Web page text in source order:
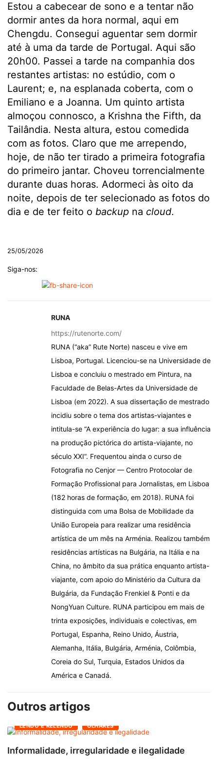
Estou a cabecear de sono e a tentar não
dormir antes da hora normal, aqui em
Chengdu. Consegui aguentar sem dormir
até à uma da tarde de Portugal. Aqui são
20h00. Passei a tarde na companhia dos
restantes artistas: no estúdio, com o
Laurent; e, na esplanada coberta, com o
Emiliano e a Joanna. Um quinto artista
almoçou connosco, a Krishna the Fifth, da
Tailândia. Nesta altura, estou comedida
com as fotos. Claro que me arrependo,
hoje, de não ter tirado a primeira fotografia
do primeiro jantar. Choveu torrencialmente
durante duas horas. Adormeci às oito da
noite, depois de ter selecionado as fotos do
dia e de ter feito o backup na cloud.
25/05/2026
Siga-nos:
RUNA
https://rutenorte.com/
RUNA (“aka” Rute Norte) nasceu e vive em
Lisboa, Portugal. Licenciou-se na Universidade de
Lisboa e concluiu o mestrado em Pintura, na
Faculdade de Belas-Artes da Universidade de
Lisboa (em 2022). A sua dissertação de mestrado
incidiu sobre o tema dos artistas-viajantes e
intitula-se “A experiência do lugar: a sua influência
na produção pictórica do artista-viajante, no
século XXI”. Frequentou ainda o curso de
Fotografia no Cenjor — Centro Protocolar de
Formação Profissional para Jornalistas, em Lisboa
(182 horas de formação, em 2018). RUNA foi
distinguida com uma Bolsa de Mobilidade da
União Europeia para realizar uma residência
artística de um mês na Arménia. Realizou também
residências artísticas na Bulgária, na Itália e na
China, no âmbito da sua prática enquanto artista-
viajante, com apoio do Ministério da Cultura da
Bulgária, da Fundação Frenkiel & Ponti e da
NongYuan Culture. RUNA participou em mais de
trinta exposições, individuais e colectivas, em
Portugal, Espanha, Reino Unido, Áustria,
Alemanha, Itália, Bulgária, Arménia, Colômbia,
Coreia do Sul, Turquia, Estados Unidos da
América e Canadá.
Outros artigos
LENDO E RELENDO OLHARES
Informalidade, irregularidade e ilegalidade